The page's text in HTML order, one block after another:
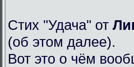
Стих "Удача" от
(об этом далее).
Вот это о чём